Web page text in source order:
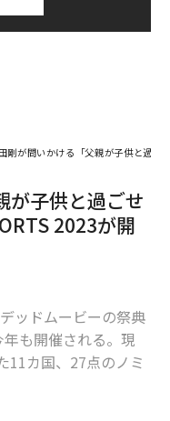
剛が問いかける「父親が子供と過
が子供と過ごせ
2023が開
ッドムービーの祭典
年も開催される。現
11カ国、27点のノミ